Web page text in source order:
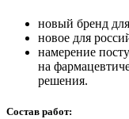
новый бренд
новое для
намерение
на
решения.
Состав работ: